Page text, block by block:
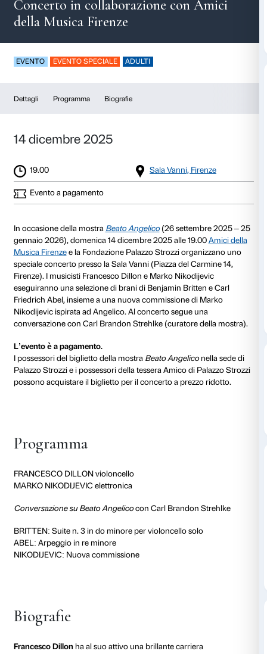
Musica & Beato
Concerto in collaborazione con
EVENTO EVENTO SPECIALE ADULTI
14 dicembre 2025
19.00 Sala Vanni,
Evento a pagamento
speciale concerto presso la Sala Vanni (Piazza del
Firenze). I musicisti Francesco Dillon e Marko
eseguiranno una selezione di brani di Benjamin
Friedrich Abel, insieme a una nuova commissione di
Nikodijevic ispirata ad Angelico. Al concerto segue
L’evento è a pagamento.